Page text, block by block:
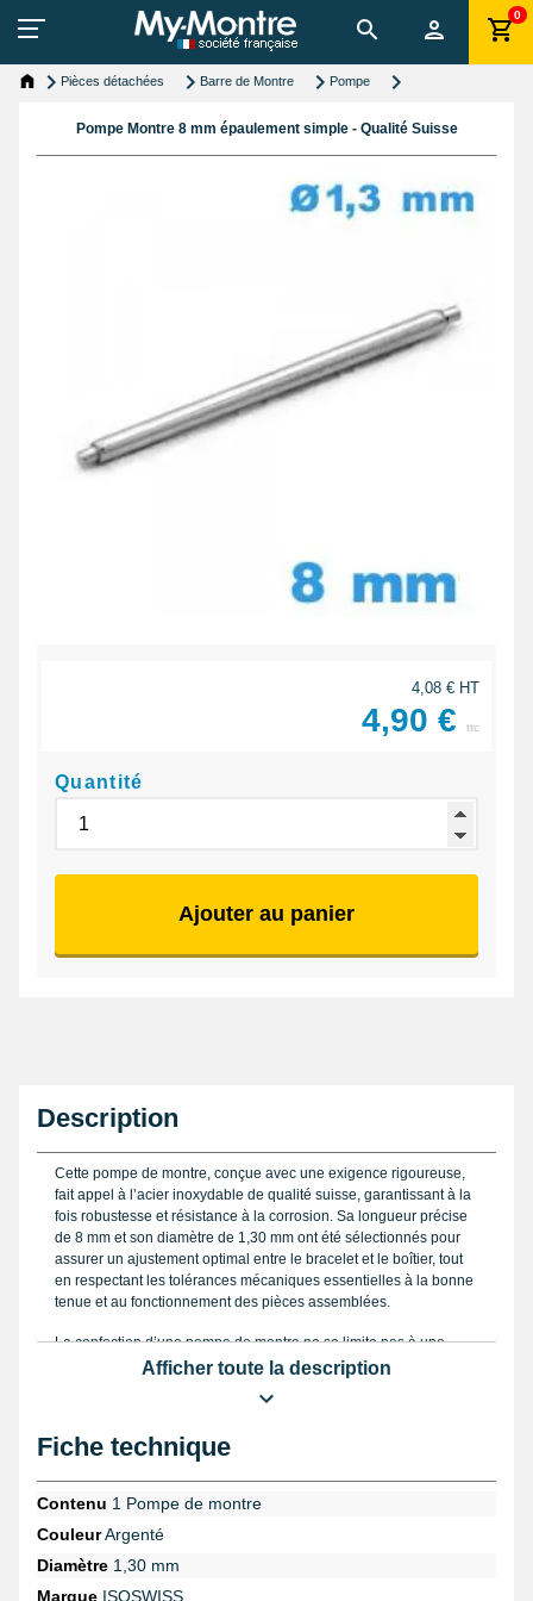
0
Pièces détachées Barre de Montre Pompe
Pompe Montre 8 mm épaulement simple - Qualité Suisse
4,08 € HT
4,90 € ttc
Quantité
Ajouter au panier
Description
Cette pompe de montre, conçue avec une exigence rigoureuse,
fait appel à l’acier inoxydable de qualité suisse, garantissant à la
fois robustesse et résistance à la corrosion. Sa longueur précise
de 8 mm et son diamètre de 1,30 mm ont été sélectionnés pour
assurer un ajustement optimal entre le bracelet et le boîtier, tout
en respectant les tolérances mécaniques essentielles à la bonne
tenue et au fonctionnement des pièces assemblées.
La confection d’une pompe de montre ne se limite pas à une
simple tige métallique ; ici, le contour chanfreiné joue un rôle
les risques d’usure prématurée tout en offrant une meilleure
l’épaulement simple de cette pompe assure une stabilité et une
Pour obtenir un résultat à la hauteur des exigences horlogères,
l’utilisation d’un outil précis tel qu’un
est vivement recommandée. Cet instrument permet de vérifier le
diamètre exact nécessaire avant l’achat et d’éviter ainsi toute
Afficher toute la description
Fiche technique
Contenu 1 Pompe de montre
CouleurArgenté
Diamètre 1,30 mm
Marque ISOSWISS